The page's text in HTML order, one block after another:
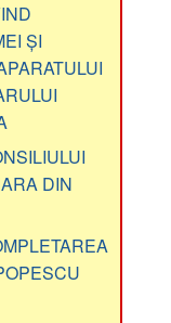
ȘI
DIN